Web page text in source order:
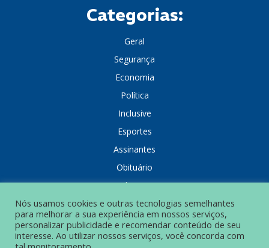
Categorias:
Geral
Segurança
Economia
Política
Inclusive
Esportes
Assinantes
Obituário
Colunistas
Nós usamos cookies e outras tecnologias semelhantes
para melhorar a sua experiência em nossos serviços,
personalizar publicidade e recomendar conteúdo de seu
interesse. Ao utilizar nossos serviços, você concorda com